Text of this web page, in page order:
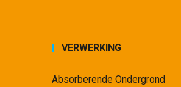
VERWERKING
Absorberende Ondergrond